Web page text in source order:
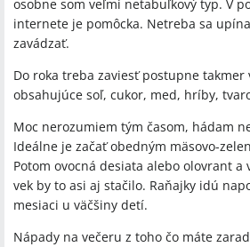
osobne som veľmi netabuľkový typ. V
internete je pomôcka. Netreba sa
zavádzať.
Do roka treba zaviesť postupne
obsahujúce soľ, cukor, med, hríby,
Moc nerozumiem tým časom, hádam
Ideálne je začať obedným mäsovo-
Potom ovocná desiata alebo olovrant a
vek by to asi aj stačilo. Raňajky idú
mesiaci u väčšiny detí.
Nápady na večeru z toho čo máte